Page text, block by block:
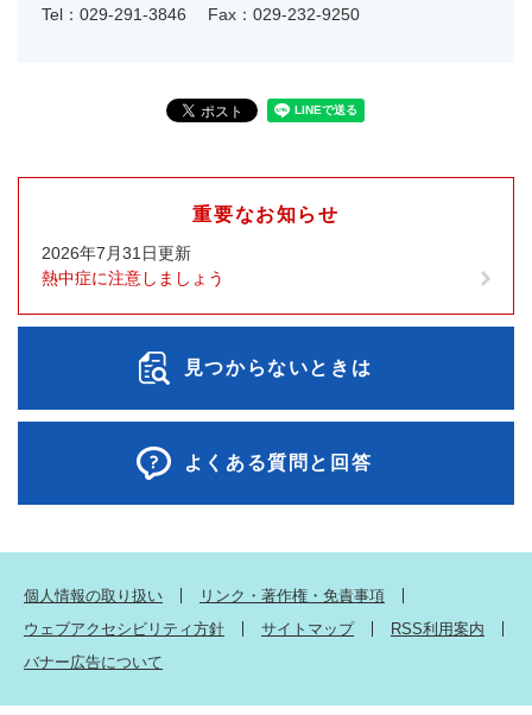
Tel：029-291-3846
Fax：029-232-9250
重要なお知らせ
2026年7月31日更新
熱中症に注意しましょう
見つからないときは
よくある質問と回答
個人情報の取り扱い
リンク・著作権・免責事項
ウェブアクセシビリティ方針
サイトマップ
RSS利用案内
バナー広告について